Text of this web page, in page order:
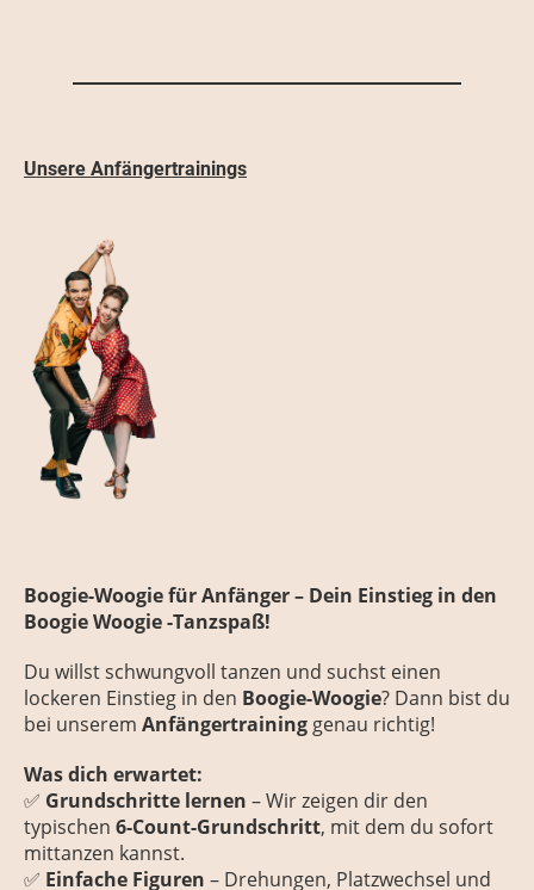
Unsere Anfängertrainings
Boogie-Woogie für Anfänger – Dein Einstieg in den
Boogie Woogie -Tanzspaß!
Du willst schwungvoll tanzen und suchst einen
lockeren Einstieg in den Boogie-Woogie? Dann bist du
bei unserem Anfängertraininggenau richtig!
Was dich erwartet:
✅ Grundschritte lernen – Wir zeigen dir den
typischen 6-Count-Grundschritt, mit dem du sofort
mittanzen kannst.
✅ Einfache Figuren – Drehungen, Platzwechsel und